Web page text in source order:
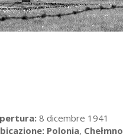
8 dicembre 1941
Polonia, Chełmno